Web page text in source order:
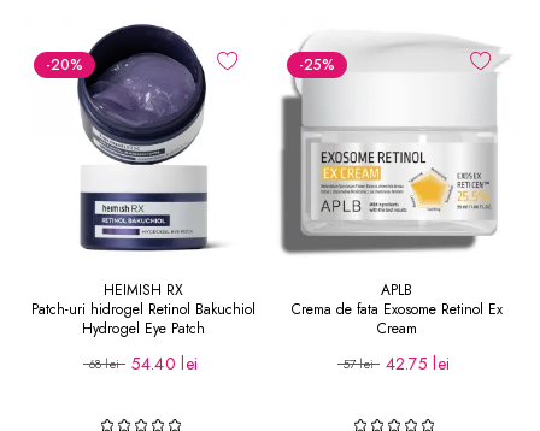
-20%
HEIMISH RX
Patch-uri hidrogel Retinol Bakuchiol
Hydrogel Eye Patch
68 lei 54.40 lei
-25%
APLB
Crema de fata Exosome Retinol Ex
Cream
57 lei 42.75 lei